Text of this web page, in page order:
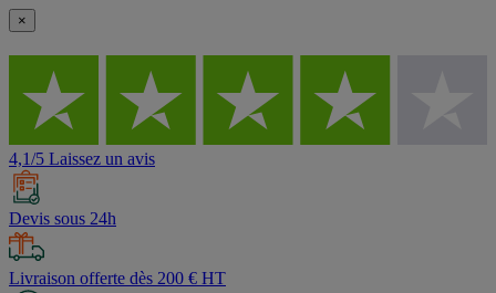
×
4,1/5 Laissez un avis
Devis sous 24h
Livraison offerte dès 200 € HT